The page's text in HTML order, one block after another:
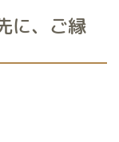
に、ご縁